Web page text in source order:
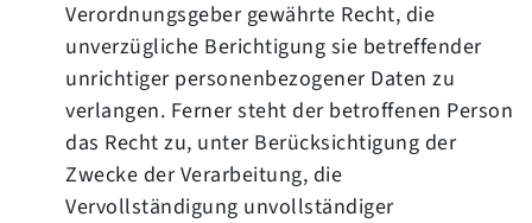
Verordnungsgeber gewährte Recht, die
unverzügliche Berichtigung sie betreffender
unrichtiger personenbezogener Daten zu
verlangen. Ferner steht der betroffenen Person
das Recht zu, unter Berücksichtigung der
Zwecke der Verarbeitung, die
Vervollständigung unvollständiger